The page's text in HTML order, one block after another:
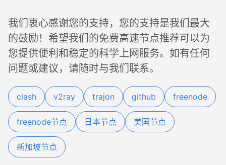
我们衷心感谢您的支持，您的支持是我们最大
的鼓励！希望我们的免费高速节点推荐可以为
您提供便利和稳定的科学上网服务。如有任何
问题或建议，请随时与我们联系。
clash v2ray trajon github freenode
freenode节点 日本节点 美国节点
新加坡节点